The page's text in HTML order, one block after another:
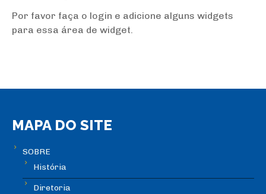
Por favor faça o login e adicione alguns widgets
para essa área de widget.
MAPA DO SITE
SOBRE
História
Diretoria